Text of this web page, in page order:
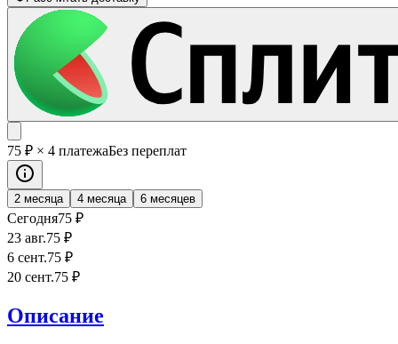
75 ₽ × 4 платежаБез переплат
2 месяца 4 месяца 6 месяцев
Сегодня75 ₽
23 авг.75 ₽
6 сент.75 ₽
20 сент.75 ₽
Описание